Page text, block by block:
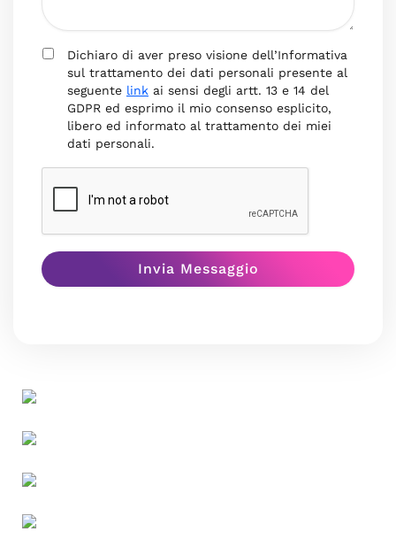
Dichiaro di aver preso visione dell’Informativa
sul trattamento dei dati personali presente al
seguente link ai sensi degli artt. 13 e 14 del
GDPR ed esprimo il mio consenso esplicito,
libero ed informato al trattamento dei miei
dati personali.